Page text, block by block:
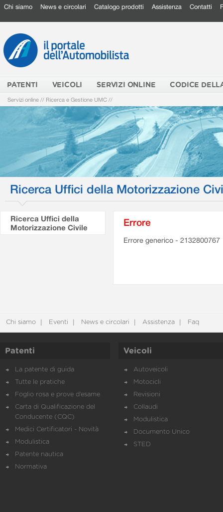
Chi siamo News e circolari Catalogo prodotti Assistenza Contatti
PATENTI VEICOLI SERVIZI ONLINE CODICE
Servizi online // Ricerca e Gestione UMC //
Ricerca Uffici della Motorizzazione
Ricerca Uffici della
Motorizzazione Civile
Errore
Errore generico - 2132800767
Chi siamo Eventi News e circolari Assistenza Faq
Patenti
La patente di guida
Tutte le pratiche
Foglio rosa e prove d’esame
Carta di Qualificazione del
Conducente (CQC)
Medici Certificatori - Novità
Modulistica
Patente nautica
Normativa
Veicoli
Autoveicoli
Motocicli
Revisioni
Collaudi
Modulistica
Documento Unico
STED